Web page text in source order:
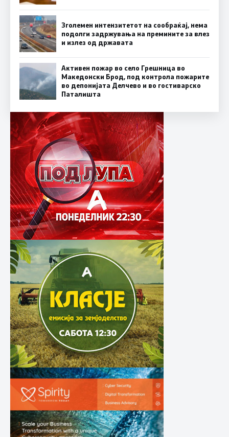
Зголемен интензитетот на сообраќај, нема
подолги задржувања на премините за влез
и излез од државата
Активен пожар во село Грешница во
Македонски Брод, под контрола пожарите
во депонијата Делчево и во гостиварско
Паталишта